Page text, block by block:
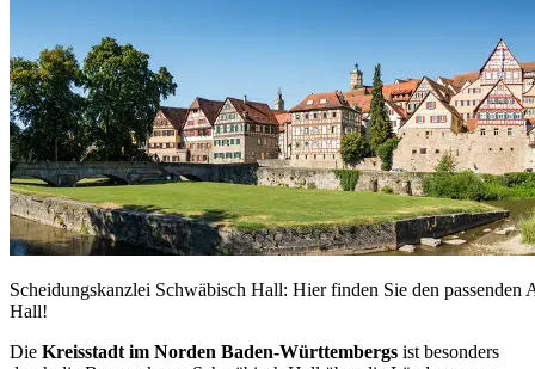
Scheidungskanzlei Schwäbisch Hall: Hier finden Sie den
Hall!
Die Kreisstadt im Norden Baden-Württembergs ist besonders